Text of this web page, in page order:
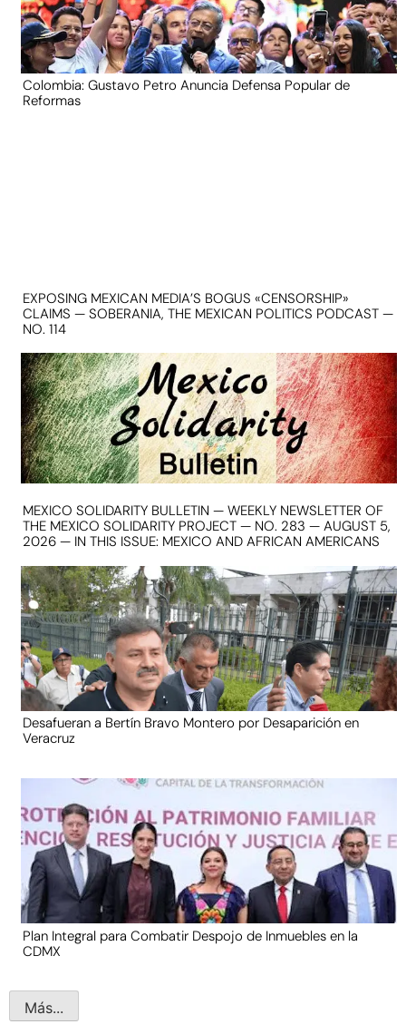
Colombia: Gustavo Petro Anuncia Defensa Popular de
Reformas
EXPOSING MEXICAN MEDIA’S BOGUS «CENSORSHIP»
CLAIMS — SOBERANIA, THE MEXICAN POLITICS PODCAST —
NO. 114
MEXICO SOLIDARITY BULLETIN — WEEKLY NEWSLETTER OF
THE MEXICO SOLIDARITY PROJECT — NO. 283 — AUGUST 5,
2026 — IN THIS ISSUE: MEXICO AND AFRICAN AMERICANS
Desafueran a Bertín Bravo Montero por Desaparición en
Veracruz
Plan Integral para Combatir Despojo de Inmuebles en la
CDMX
Más...